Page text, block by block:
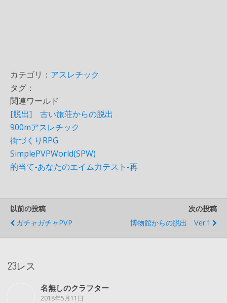
カテゴリ： アスレチック
タグ：
関連ワールド
[脱出] 古い旅荘からの脱出
900mアスレチック
街づくりRPG
SimplePVPWorld(SPW)
的当て-あなたのエイム力テスト-再
以前の投稿
ガチャガチャPVP
次の投稿
博物館からの脱出 Ver.1
23レス
名無しのクラフター
2018年5月11日